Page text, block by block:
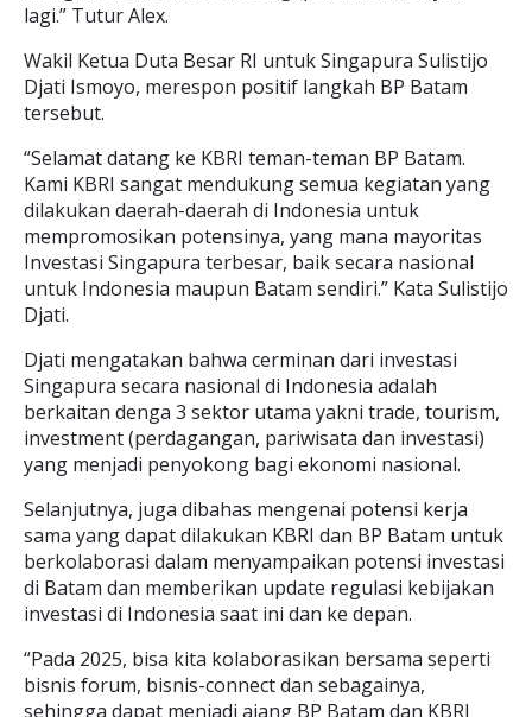
lagi.” Tutur Alex.
Wakil Ketua Duta Besar RI untuk Singapura Sulistijo
Djati Ismoyo, merespon positif langkah BP Batam
tersebut.
“Selamat datang ke KBRI teman-teman BP Batam.
Kami KBRI sangat mendukung semua kegiatan yang
dilakukan daerah-daerah di Indonesia untuk
mempromosikan potensinya, yang mana mayoritas
Investasi Singapura terbesar, baik secara nasional
untuk Indonesia maupun Batam sendiri.” Kata Sulistijo
Djati.
Djati mengatakan bahwa cerminan dari investasi
Singapura secara nasional di Indonesia adalah
berkaitan denga 3 sektor utama yakni trade, tourism,
investment (perdagangan, pariwisata dan investasi)
yang menjadi penyokong bagi ekonomi nasional.
Selanjutnya, juga dibahas mengenai potensi kerja
sama yang dapat dilakukan KBRI dan BP Batam untuk
berkolaborasi dalam menyampaikan potensi investasi
di Batam dan memberikan update regulasi kebijakan
investasi di Indonesia saat ini dan ke depan.
“Pada 2025, bisa kita kolaborasikan bersama seperti
bisnis forum, bisnis-connect dan sebagainya,
sehingga dapat menjadi ajang BP Batam dan KBRI